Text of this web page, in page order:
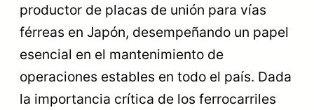
productor de placas de unión para vías
férreas en Japón, desempeñando un papel
esencial en el mantenimiento de
operaciones estables en todo el país. Dada
la importancia crítica de los ferrocarriles